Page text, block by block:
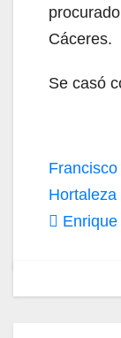
Cáceres.
Se casó
de
Hortaleza